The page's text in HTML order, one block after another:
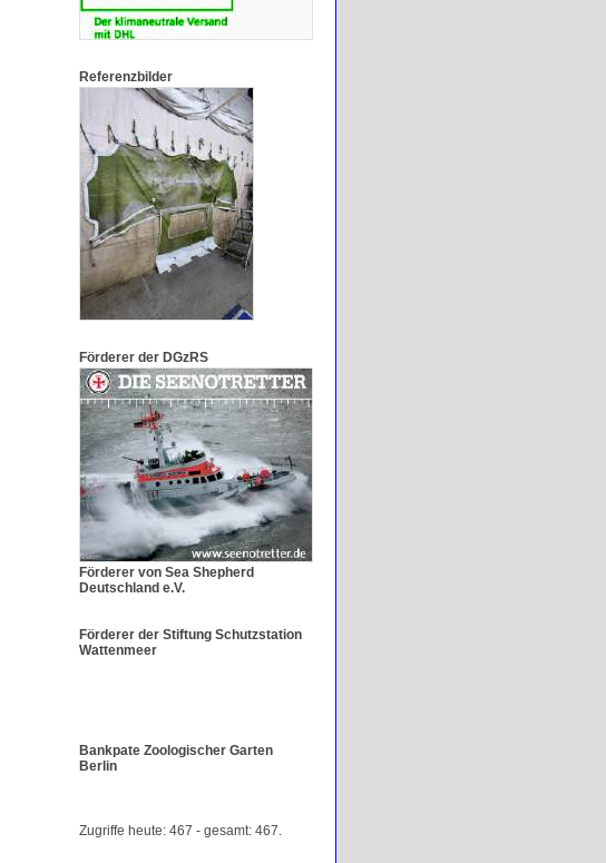
Referenzbilder
Förderer der DGzRS
Förderer von Sea Shepherd
Deutschland e.V.
Förderer der Stiftung Schutzstation
Wattenmeer
Bankpate Zoologischer Garten
Berlin
Zugriffe heute: 467 - gesamt: 467.